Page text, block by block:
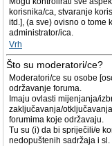
korisnika/ca, stvaranje
itd.], (a sve) ovisno o tome
administrator/ica.
Vrh
Što su moderatori/ce?
Moderatori/ce su osobe
održavanje foruma.
Imaju ovlasti mijenjanja/
zaključavanja/
forumima koje održavaju.
Tu su (i) da bi spriječili/e
nedopuštenih sadržaja i sl.